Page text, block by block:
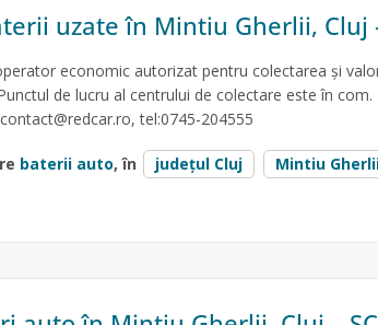
uzate în Mintiu Gherlii, Cluj –
economic autorizat pentru colectarea și
de lucru al centrului de colectare este în
contact@redcar.ro, tel:0745-204555
baterii auto, în județul Cluj Mintiu